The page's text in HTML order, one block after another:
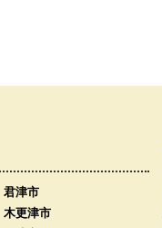
君津市
木更津市